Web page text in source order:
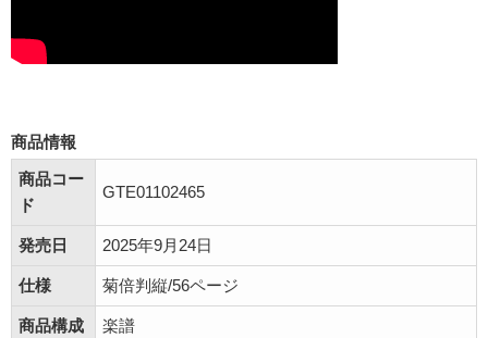
商品情報
商品コー
ド
GTE01102465
発売日 2025年9月24日
仕様 菊倍判縦/56ページ
商品構成 楽譜